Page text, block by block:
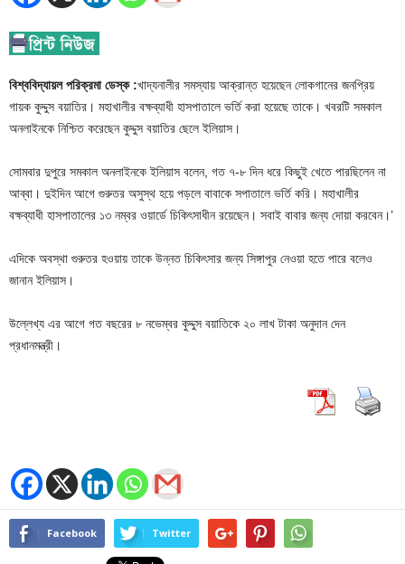
বিশ্ববিদ্যায়ল পরিক্রমা ডেস্ক :খাদ্যনালীর সমস্যায় আক্রান্ত হয়েছেন লোকগানের জনপ্রিয়
গায়ক কুদ্দুস বয়াতির। মহাখালীর বক্ষব্যাধী হাসপাতালে ভর্তি করা হয়েছে তাকে। খবরটি সমকাল
অনলাইনকে নিশ্চিত করেছেন কুদ্দুস বয়াতির ছেলে ইলিয়াস।
সোমবার দুপুরে সমকাল অনলাইনকে ইলিয়াস বলেন, গত ৭-৮ দিন ধরে কিছুই খেতে পারছিলেন না
আব্বা। দুইদিন আগে গুরুতর অসুস্থ হয়ে পড়লে বাবাকে সপাতালে ভর্তি করি। মহাখালীর
বক্ষব্যাধী হাসপাতালের ১৩ নম্বর ওয়ার্ডে চিকিৎসাধীন রয়েছেন। সবাই বাবার জন্য দোয়া করবেন।’
এদিকে অবস্থা গুরুতর হওয়ায় তাকে উন্নত চিকিৎসার জন্য সিঙ্গাপুর নেওয়া হতে পারে বলেও
জানান ইলিয়াস।
উল্লেখ্য এর আগে গত বছরের ৮ নভেম্বর কুদ্দুস বয়াতিকে ২০ লাখ টাকা অনুদান দেন
প্রধানমন্ত্রী।
Facebook Twitter